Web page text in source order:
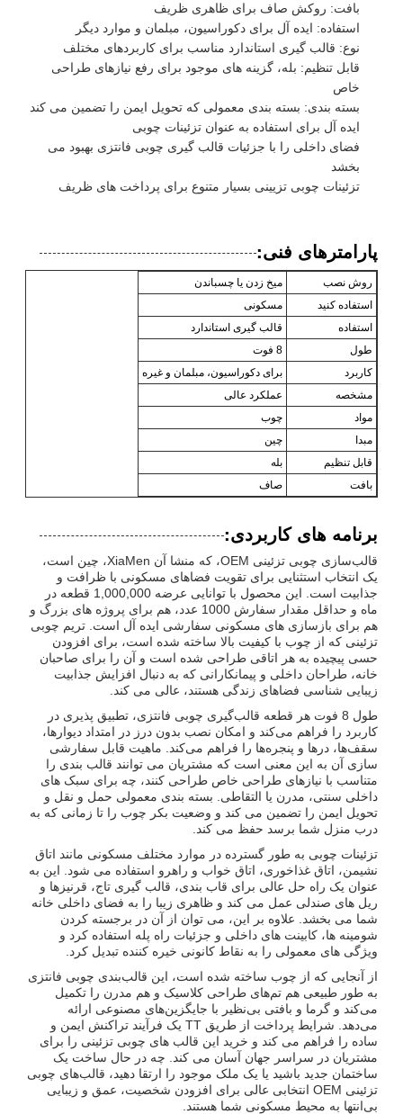
بافت: روکش صاف برای ظاهری ظریف
استفاده: ایده آل برای دکوراسیون، مبلمان و موارد دیگر
نوع: قالب گیری استاندارد مناسب برای کاربردهای مختلف
قابل تنظیم: بله، گزینه های موجود برای رفع نیازهای طراحی
خاص
بسته بندی: بسته بندی معمولی که تحویل ایمن را تضمین می کند
ایده آل برای استفاده به عنوان تزئینات چوبی
فضای داخلی را با جزئیات قالب گیری چوبی فانتزی بهبود می
بخشد
تزئینات چوبی تزیینی بسیار متنوع برای پرداخت های ظریف
پارامترهای فنی:
روش نصب
میخ زدن یا چسباندن
استفاده کنید
مسکونی
استفاده
قالب گیری استاندارد
طول
8 فوت
کاربرد
برای دکوراسیون، مبلمان و غیره
مشخصه
عملکرد عالی
مواد
چوب
مبدا
چین
قابل تنظیم
بله
بافت
صاف
برنامه های کاربردی:
قالب‌سازی چوبی تزئینی OEM، که منشا آن XiaMen، چین است،
یک انتخاب استثنایی برای تقویت فضاهای مسکونی با ظرافت و
جذابیت است. این محصول با توانایی عرضه 1,000,000 قطعه در
ماه و حداقل مقدار سفارش 1000 عدد، هم برای پروژه های بزرگ و
هم برای بازسازی های مسکونی سفارشی ایده آل است. تریم چوبی
تزئینی که از چوب با کیفیت بالا ساخته شده است، برای افزودن
حسی پیچیده به هر اتاقی طراحی شده است و آن را برای صاحبان
خانه، طراحان داخلی و پیمانکارانی که به دنبال افزایش جذابیت
زیبایی شناسی فضاهای زندگی هستند، عالی می کند.
طول 8 فوت هر قطعه قالب‌گیری چوبی فانتزی، تطبیق پذیری در
کاربرد را فراهم می‌کند و امکان نصب بدون درز در امتداد دیوارها،
سقف‌ها، درها و پنجره‌ها را فراهم می‌کند. ماهیت قابل سفارشی
سازی آن به این معنی است که مشتریان می توانند قالب بندی را
متناسب با نیازهای طراحی خاص طراحی کنند، چه برای سبک های
داخلی سنتی، مدرن یا التقاطی. بسته بندی معمولی حمل و نقل و
تحویل ایمن را تضمین می کند و وضعیت بکر چوب را تا زمانی که به
درب منزل شما برسد حفظ می کند.
تزئینات چوبی به طور گسترده در موارد مختلف مسکونی مانند اتاق
نشیمن، اتاق غذاخوری، اتاق خواب و راهرو استفاده می شود. این به
عنوان یک راه حل عالی برای قاب بندی، قالب گیری تاج، قرنیزها و
ریل های صندلی عمل می کند و ظاهری زیبا را به فضای داخلی خانه
شما می بخشد. علاوه بر این، می توان از آن در برجسته کردن
شومینه ها، کابینت های داخلی و جزئیات راه پله استفاده کرد و
ویژگی های معمولی را به نقاط کانونی خیره کننده تبدیل کرد.
از آنجایی که از چوب ساخته شده است، این قالب‌بندی چوبی فانتزی
به طور طبیعی هم تم‌های طراحی کلاسیک و هم مدرن را تکمیل
می‌کند و گرما و بافتی بی‌نظیر با جایگزین‌های مصنوعی ارائه
می‌دهد. شرایط پرداخت از طریق TT یک فرآیند تراکنش ایمن و
ساده را فراهم می کند و خرید این قالب های چوبی تزئینی را برای
مشتریان در سراسر جهان آسان می کند. چه در حال ساخت یک
ساختمان جدید باشید یا یک ملک موجود را ارتقا دهید، قالب‌های چوبی
تزئینی OEM انتخابی عالی برای افزودن شخصیت، عمق و زیبایی
بی‌انتها به محیط مسکونی شما هستند.